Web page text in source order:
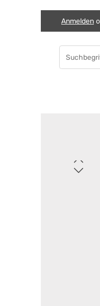
Zum Hauptinhalt
Zur Suche
Zur
Anmelden